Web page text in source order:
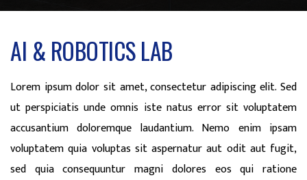
AI & ROBOTICS LAB
Lorem ipsum dolor sit amet, consectetur adipiscing elit. Sed
ut perspiciatis unde omnis iste natus error sit voluptatem
accusantium doloremque laudantium. Nemo enim ipsam
voluptatem quia voluptas sit aspernatur aut odit aut fugit,
sed quia consequuntur magni dolores eos qui ratione